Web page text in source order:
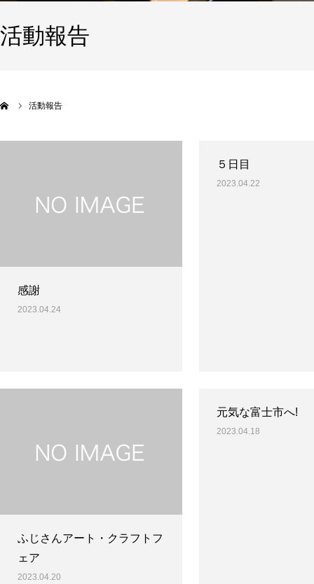
活動報告
活動報告
感謝
2023.04.24
５日目
2023.04.22
ふじさんアート・クラフトフ
ェア
2023.04.20
元気な富士市へ!
2023.04.18